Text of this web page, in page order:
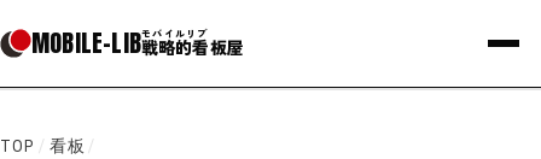
MOBILE-LIBモバイルリブ
戦略的看板屋
TOP / 看板 /